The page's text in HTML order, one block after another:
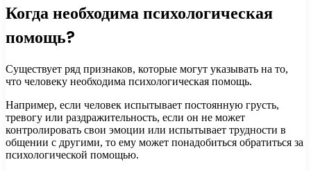
Когда необходима психологическая
помощь?
Существует ряд признаков, которые могут указывать на то,
что человеку необходима психологическая помощь.
Например, если человек испытывает постоянную грусть,
тревогу или раздражительность, если он не может
контролировать свои эмоции или испытывает трудности в
общении с другими, то ему может понадобиться обратиться за
психологической помощью.